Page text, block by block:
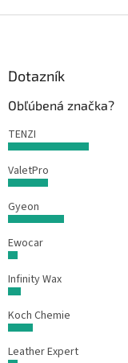
Dotazník
Obľúbená značka?
TENZI
ValetPro
Gyeon
Ewocar
Infinity Wax
Koch Chemie
Leather Expert